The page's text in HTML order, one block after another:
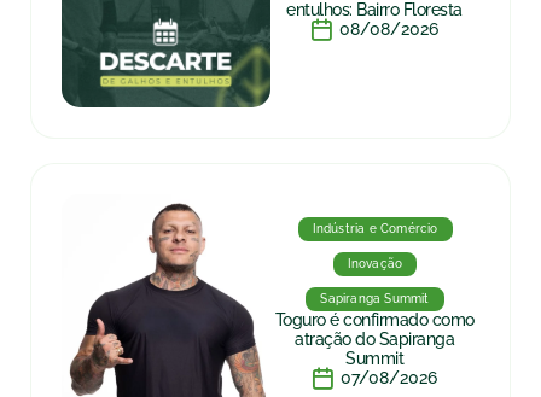
entulhos: Bairro Floresta
08/08/2026
Indústria e Comércio
Inovação
Sapiranga Summit
Toguro é confirmado como
atração do Sapiranga
Summit
07/08/2026